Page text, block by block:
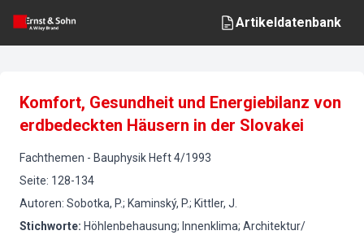
Artikeldatenbank
Komfort, Gesundheit und Energiebilanz von
erdbedeckten Häusern in der Slovakei
Fachthemen - Bauphysik Heft4/1993
Seite: 128-134
Autoren: Sobotka, P.; Kaminský, P.; Kittler, J.
Stichworte: Höhlenbehausung; Innenklima; Architektur/